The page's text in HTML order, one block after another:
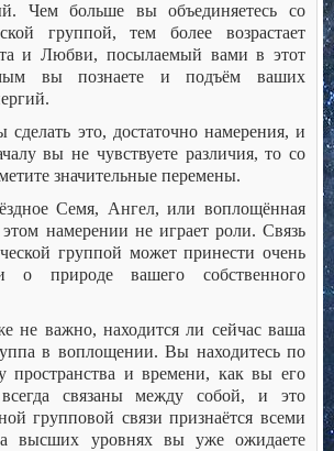
Чем больше вы объединяетесь со
группой, тем более возрастает
и Любви, посылаемый вами в этот
вы познаете и подъём ваших
сделать это, достаточно намерения, и
вы не чувствуете различия, то со
значительные перемены.
Семя, Ангел, или воплощённая
намерении не играет роли. Связь
группой может принести очень
о природе вашего собственного
не важно, находится ли сейчас ваша
в воплощении. Вы находитесь по
пространства и времени, как вы его
связаны между собой, и это
групповой связи признаётся всеми
высших уровнях вы уже ожидаете